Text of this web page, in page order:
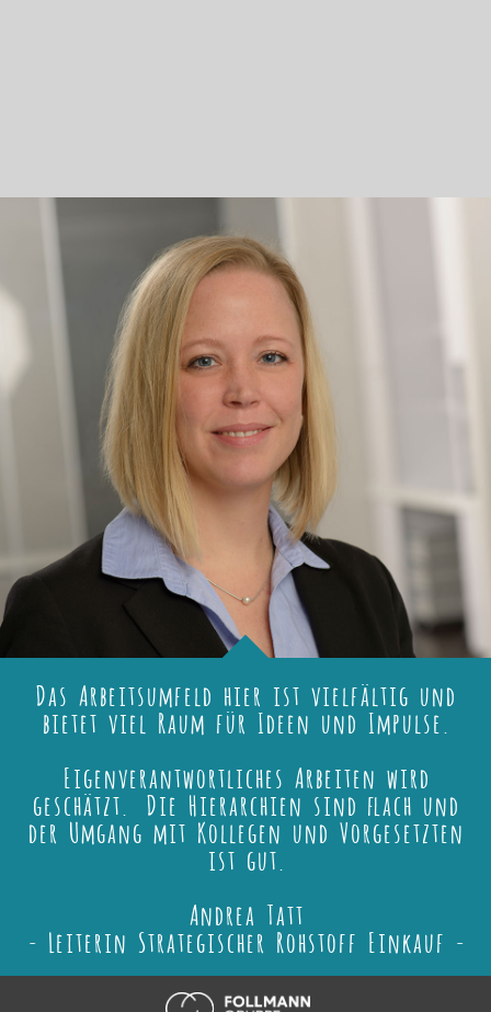
Das Arbeitsumfeld hier ist vielfältig und
bietet viel Raum für Ideen und Impulse.
Eigenverantwortliches Arbeiten wird
geschätzt. Die Hierarchien sind flach und
der Umgang mit Kollegen und Vorgesetzten
ist gut.
Andrea Tatt
- Leiterin Strategischer Rohstoff Einkauf -